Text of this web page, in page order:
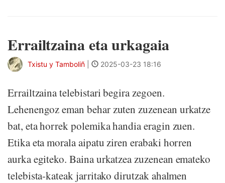
Errailtzaina eta urkagaia
Txistu y Tamboliñ 2025-03-23 18:16
Errailtzaina telebistari begira zegoen.
Lehenengoz eman behar zuten zuzenean urkatze
bat, eta horrek polemika handia eragin zuen.
Etika eta morala aipatu ziren erabaki horren
aurka egiteko. Baina urkatzea zuzenean emateko
telebista-kateak jarritako dirutzak ahalmen